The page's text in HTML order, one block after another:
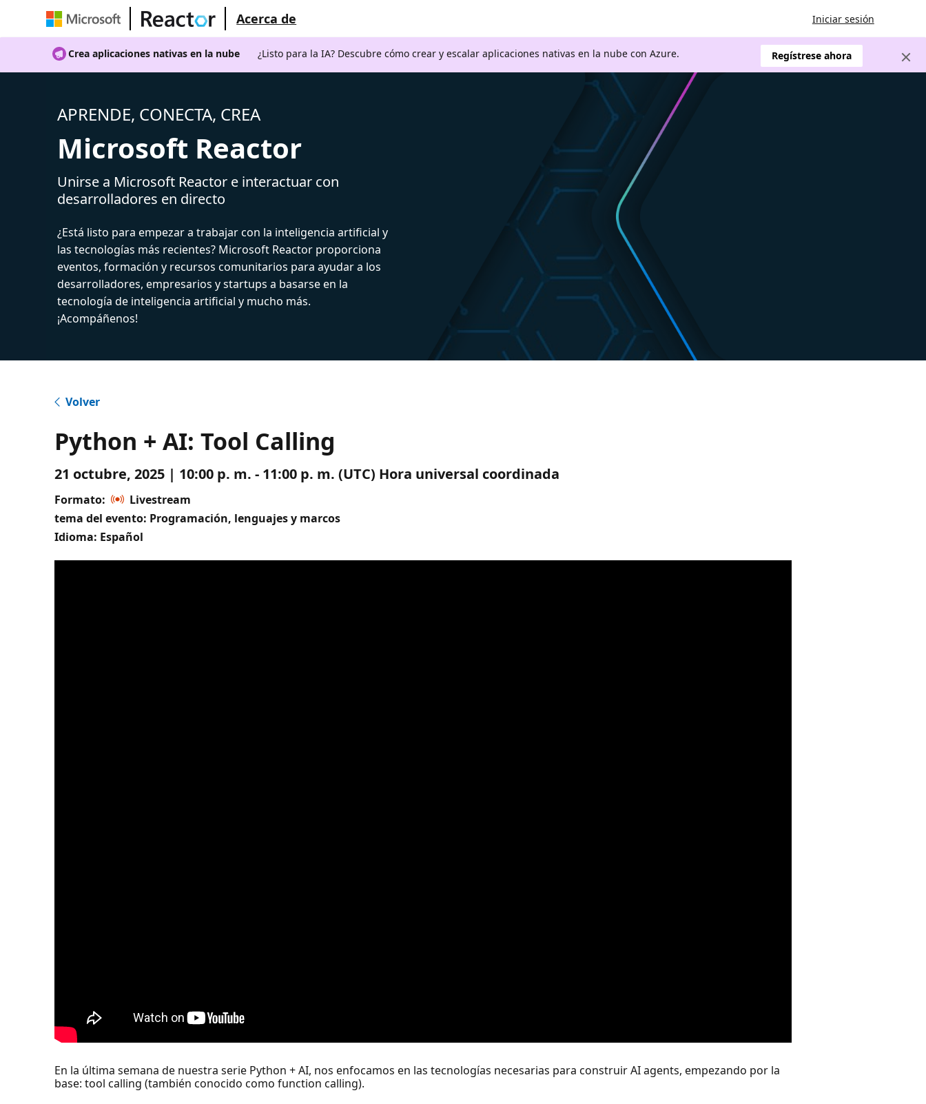
Acerca de Iniciar sesión
Crea aplicaciones nativas en la nube ¿Listo para la IA? Descubre cómo crear y escalar aplicaciones nativas en la nube con Azure. Regístrese ahora
APRENDE, CONECTA, CREA
Microsoft Reactor
Unirse a Microsoft Reactor e interactuar con
desarrolladores en directo
¿Está listo para empezar a trabajar con la inteligencia artificial y
las tecnologías más recientes? Microsoft Reactor proporciona
eventos, formación y recursos comunitarios para ayudar a los
desarrolladores, empresarios y startups a basarse en la
tecnología de inteligencia artificial y mucho más.
¡Acompáñenos!
Volver
Python + AI: Tool Calling
21 octubre, 2025 | 10:00 p. m. - 11:00 p. m. (UTC) Hora universal coordinada
Formato:
Livestream
tema del evento: Programación, lenguajes y marcos
Idioma: Español
En la última semana de nuestra serie Python + AI, nos enfocamos en las tecnologías necesarias para construir AI agents, empezando por la
base: tool calling (también conocido como function calling).